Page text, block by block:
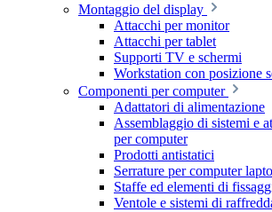
Montaggio del display
Attacchi per monitor
Attacchi per tablet
Supporti TV e schermi
Workstation con posizione
Componenti per computer
Adattatori di alimentazione
Assemblaggio di sistemi e
per computer
Prodotti antistatici
Serrature per computer
Staffe ed elementi di
Ventole e sistemi di